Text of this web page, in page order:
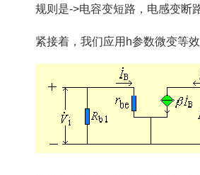
规则是->电容变短路，电感变断
紧接着，我们应用h参数微变等